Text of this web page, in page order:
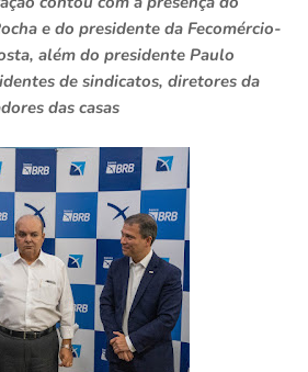
e do presidente da Fecomércio-
além do presidente Paulo
de sindicatos, diretores da
das casas